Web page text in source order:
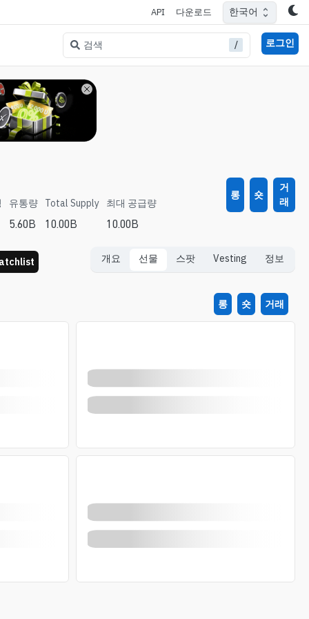
API 다운로드 한국어
검색 / 로그인
유통량
5.60B
Total Supply
10.00B
최대 공급량
10.00B
롱 숏
거
래
개요 선물 스팟 Vesting 정보
롱 숏 거래